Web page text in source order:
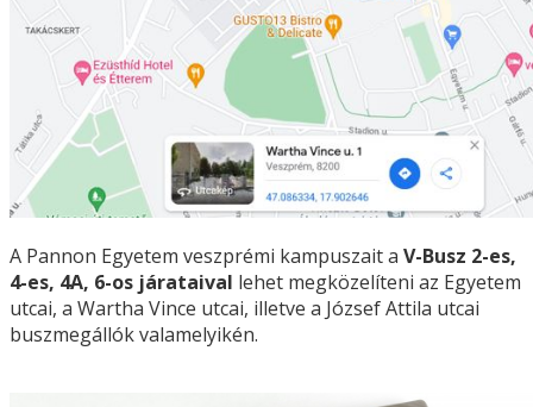
A Pannon Egyetem veszprémi kampuszait a V-Busz 2-es,
4-es, 4A, 6-os járataival lehet megközelíteni az Egyetem
utcai, a Wartha Vince utcai, illetve a József Attila utcai
buszmegállók valamelyikén.